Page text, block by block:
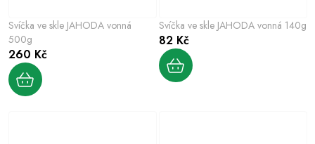
Svíčka ve skle JAHODA vonná
500g
260 Kč
Svíčka ve skle JAHODA vonná 140g
82 Kč